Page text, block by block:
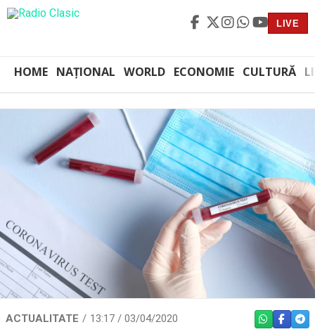
LIVE
HOME NAȚIONAL WORLD ECONOMIE CULTURĂ
ACTUALITATE 13:17 / 03/04/2020 WHATSAPP